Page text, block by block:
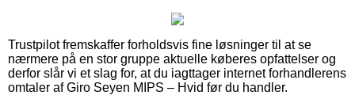
Trustpilot fremskaffer forholdsvis fine løsninger til at se
nærmere på en stor gruppe aktuelle køberes opfattelser og
derfor slår vi et slag for, at du iagttager internet forhandlerens
omtaler af Giro Seyen MIPS – Hvid før du handler.